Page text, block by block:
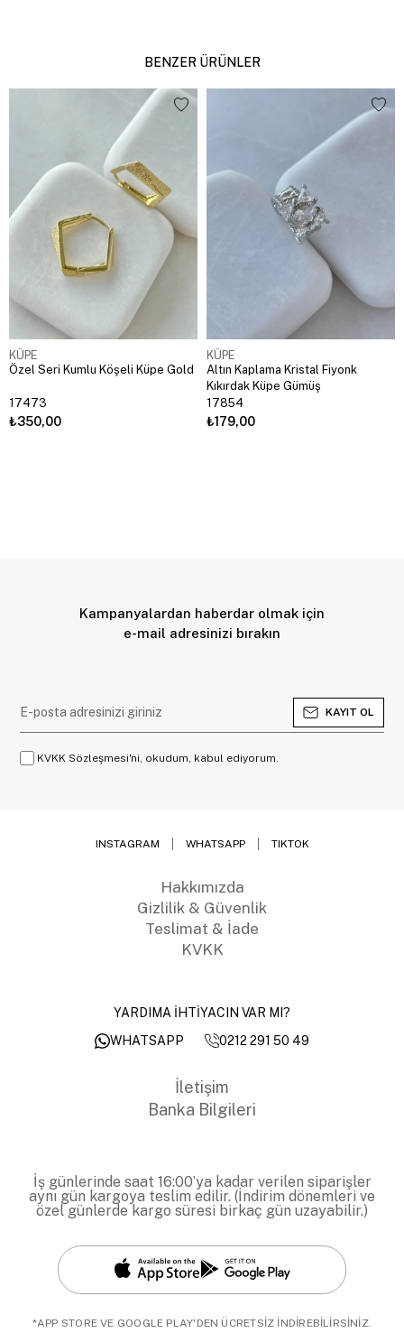
BENZER ÜRÜNLER
KÜPE
Özel Seri Kumlu Köşeli Küpe Gold
17473
₺350,00
KÜPE
Altın Kaplama Kristal Fiyonk
Kıkırdak Küpe Gümüş
17854
₺179,00
Kampanyalardan haberdar olmak için
e-mail adresinizi bırakın
KAYIT OL
KVKK Sözleşmesi'ni, okudum, kabul ediyorum.
INSTAGRAM WHATSAPP TIKTOK
Hakkımızda
Gizlilik & Güvenlik
Teslimat & İade
KVKK
YARDIMA İHTİYACIN VAR MI?
WHATSAPP
0212 291 50 49
İletişim
Banka Bilgileri
İş günlerinde saat 16:00’ya kadar verilen siparişler
aynı gün kargoya teslim edilir. (İndirim dönemleri ve
özel günlerde kargo süresi birkaç gün uzayabilir.)
*APP STORE VE GOOGLE PLAY'DEN ÜCRETSİZ İNDİREBİLİRSİNİZ.